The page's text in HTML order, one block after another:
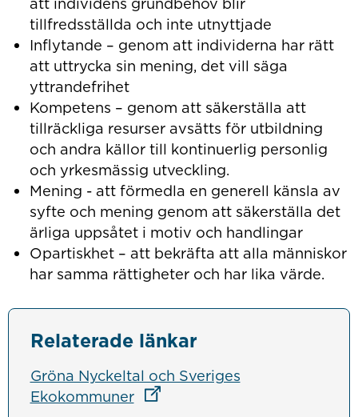
tillfredsställda och inte utnyttjade
Inflytande – genom att individerna har rätt
att uttrycka sin mening, det vill säga
yttrandefrihet
Kompetens – genom att säkerställa att
tillräckliga resurser avsätts för utbildning
och andra källor till kontinuerlig personlig
och yrkesmässig utveckling.
Mening - att förmedla en generell känsla av
syfte och mening genom att säkerställa det
ärliga uppsåtet i motiv och handlingar
Opartiskhet – att bekräfta att alla människor
har samma rättigheter och har lika värde.
Relaterade länkar
Gröna Nyckeltal och Sveriges
EkokommunerLänk till annan webbplats